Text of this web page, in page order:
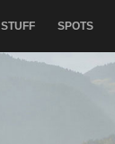
STUFF SPOTS